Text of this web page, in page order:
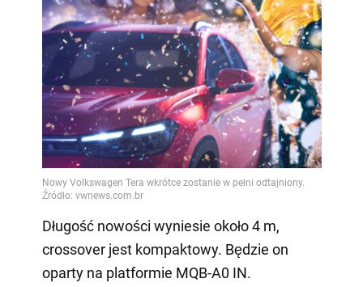
Długość nowości wyniesie około 4 m,
crossover jest kompaktowy. Będzie on
oparty na platformie MQB-A0 IN.